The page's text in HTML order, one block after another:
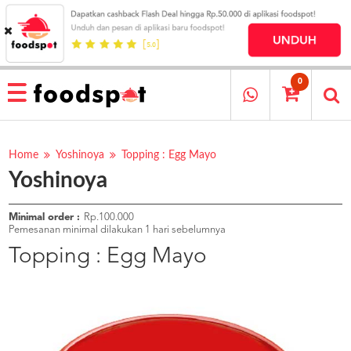
HOME
MENU
RESTAURANT
PESAN
OUR
COMPANY
KATA
MEREKA
KATALOG
0
Home Yoshinoya Topping : Egg Mayo
Yoshinoya
Minimal order :
Rp.100.000
Pemesanan minimal dilakukan 1 hari sebelumnya
Topping : Egg Mayo